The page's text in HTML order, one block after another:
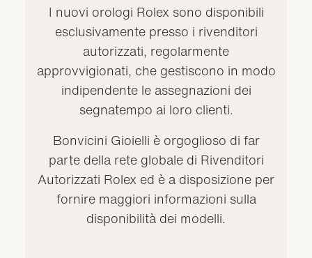
I nuovi orologi Rolex sono disponibili
esclusivamente presso i rivenditori
autorizzati, regolarmente
approvvigionati, che gestiscono in modo
indipendente le assegnazioni dei
segnatempo ai loro clienti.
Bonvicini Gioielli è orgoglioso di far
parte della rete globale di Rivenditori
Autorizzati Rolex ed è a disposizione per
fornire maggiori informazioni sulla
disponibilità dei modelli.